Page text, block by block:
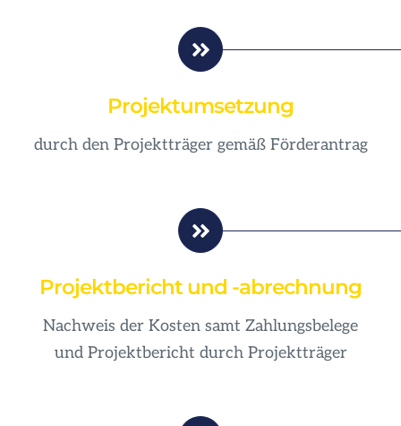
Projektumsetzung
durch den Projektträger gemäß Förderantrag
Projektbericht und -abrechnung
Nachweis der Kosten samt Zahlungsbelege
und Projektbericht durch Projektträger